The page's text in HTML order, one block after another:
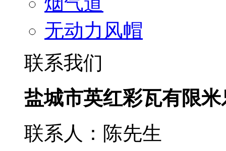
无动力风帽
联系我们
盐城市英红彩瓦有限
联系人：陈先生